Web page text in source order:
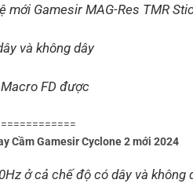
mới Gamesir MAG-Res TMR
và không dây
FD được
Cầm Gamesir Cyclone 2 mới 2024
ở cả chế độ có dây và không